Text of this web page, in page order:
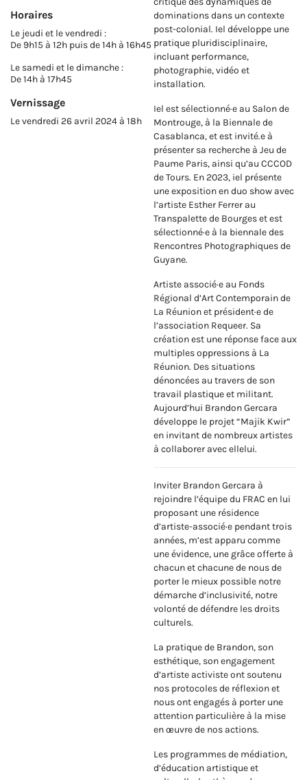
Horaires
Le jeudi et le vendredi :
De 9h15 à 12h puis de 14h à 16h45
Le samedi et le dimanche :
De 14h à 17h45
Vernissage
Le vendredi 26 avril 2024 à 18h
dominations dans un contexte
post-colonial. Iel développe une
pratique pluridisciplinaire,
incluant performance,
photographie, vidéo et
installation.
Iel est sélectionné·e au Salon de
Montrouge, à la Biennale de
Casablanca, et est invité.e à
présenter sa recherche à Jeu de
Paume Paris, ainsi qu’au CCCOD
de Tours. En 2023, iel présente
une exposition en duo show avec
l’artiste Esther Ferrer au
Transpalette de Bourges et est
sélectionné·e à la biennale des
Rencontres Photographiques de
Guyane.
Artiste associé·e au Fonds
Régional d’Art Contemporain de
La Réunion et président·e de
l’association Requeer. Sa
création est une réponse face aux
multiples oppressions à La
Réunion. Des situations
dénoncées au travers de son
travail plastique et militant.
Aujourd’hui Brandon Gercara
développe le projet “Majik Kwir”
en invitant de nombreux artistes
à collaborer avec ellelui.
Inviter Brandon Gercara à
rejoindre l’équipe du FRAC en lui
proposant une résidence
d’artiste-associé·e pendant trois
années, m’est apparu comme
une évidence, une grâce offerte à
chacun et chacune de nous de
porter le mieux possible notre
démarche d’inclusivité, notre
volonté de défendre les droits
culturels.
La pratique de Brandon, son
esthétique, son engagement
d’artiste activiste ont soutenu
nos protocoles de réflexion et
nous ont engagés à porter une
attention particulière à la mise
en œuvre de nos actions.
Les programmes de médiation,
d’éducation artistique et